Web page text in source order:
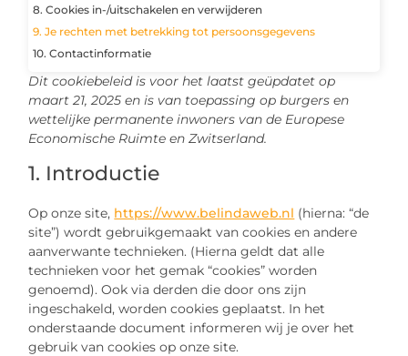
Dit cookiebeleid is voor het laatst geüpdatet op
maart 21, 2025 en is van toepassing op burgers en
wettelijke permanente inwoners van de Europese
Economische Ruimte en Zwitserland.
1. Introductie
Op onze site, https://www.belindaweb.nl (hierna: “de
site”) wordt gebruikgemaakt van cookies en andere
aanverwante technieken. (Hierna geldt dat alle
technieken voor het gemak “cookies” worden
genoemd). Ook via derden die door ons zijn
ingeschakeld, worden cookies geplaatst. In het
onderstaande document informeren wij je over het
gebruik van cookies op onze site.
8. Cookies in-/uitschakelen en verwijderen
9. Je rechten met betrekking tot persoonsgegevens
10. Contactinformatie